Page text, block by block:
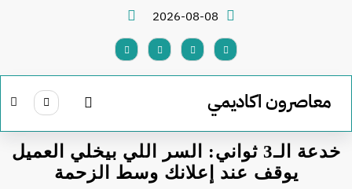
2026-08-08
معاصرون اكاديمي
خدعة الـ3 ثواني: السر اللي بيخلي العميل
يوقف عند إعلانك وسط الزحمة